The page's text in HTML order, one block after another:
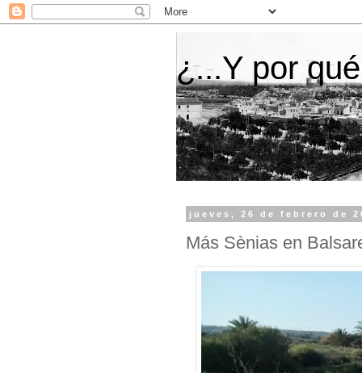
¿...Y por
jueves, 26 de febrero de
Más Sènias en